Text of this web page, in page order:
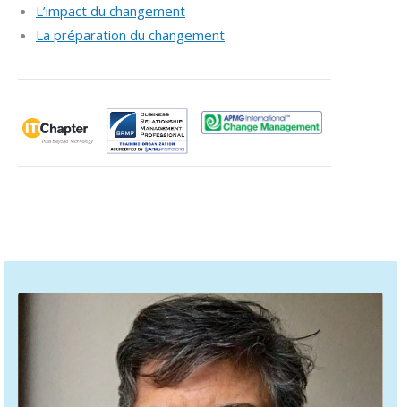
L’impact du changement
La préparation du changement